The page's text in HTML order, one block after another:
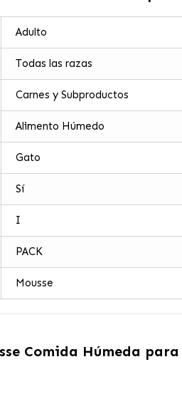
Adulto
Todas las razas
Carnes y Subproductos
Alimento Húmedo
Gato
Sí
I
PACK
Mousse
Comida Húmeda